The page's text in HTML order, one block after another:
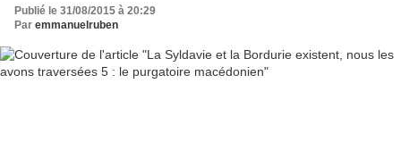
Publié le 31/08/2015 à 20:29
Par emmanuelruben